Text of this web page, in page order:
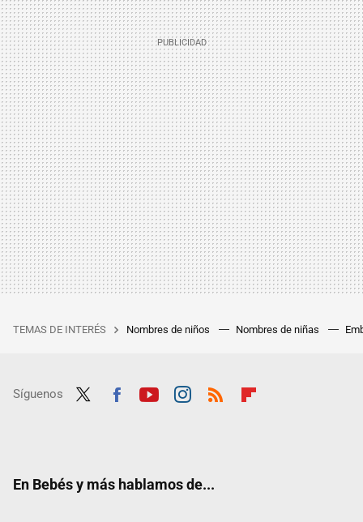
TEMAS DE INTERÉS Nombres de niños Nombres de niñas
Síguenos
En Bebés y más hablamos de...